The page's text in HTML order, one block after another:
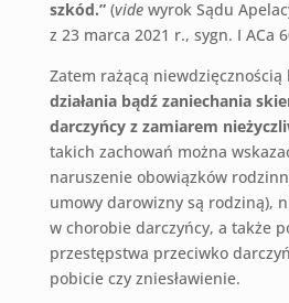
szkód.”(videwyrok Sądu
z 23 marca 2021 r., sygn. I ACa
Zatem rażącą niewdzięcznością
działania bądź zaniechania
darczyńcy z zamiarem
takich zachowań można
naruszenie obowiązków
umowy darowizny są rodziną),
w chorobie darczyńcy, a także
przestępstwa przeciwko
pobicie czy zniesławienie.